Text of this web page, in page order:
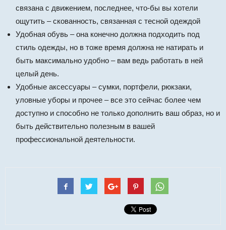
связана с движением, последнее, что-бы вы хотели
ощутить – скованность, связанная с тесной одеждой
Удобная обувь – она конечно должна подходить под
стиль одежды, но в тоже время должна не натирать и
быть максимально удобно – вам ведь работать в ней
целый день.
Удобные аксессуары – сумки, портфели, рюкзаки,
уловные уборы и прочее – все это сейчас более чем
доступно и способно не только дополнить ваш образ, но и
быть действительно полезным в вашей
профессиональной деятельности.